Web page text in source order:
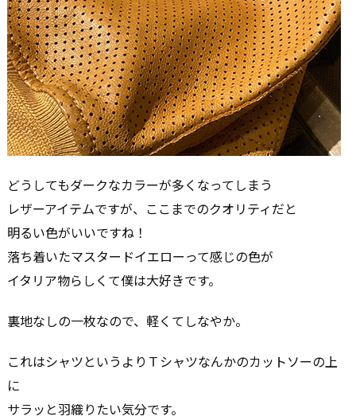
どうしてもダークなカラーが多くなってしまう
レザーアイテムですが、ここまでのクオリティだと
明るい色がいいですね！
落ち着いたマスタードイエローって感じの色が
イタリア物らしくて僕は大好きです。
裏地なしの一枚なので、軽くてしなやか。
これはシャツというよりＴシャツなんかのカットソーの上
に
サラッと羽織りたい気分です。